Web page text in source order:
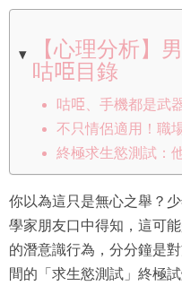
【心理分析】
咕𠱸目錄
咕𠱸、手機都是武
不只情侶適用！職
終極求生慾測試：
你以為這只是無心之舉？
學家朋友口中得知，這可
的潛意識行為，分分鐘是
間的「求生慾測試」終極試